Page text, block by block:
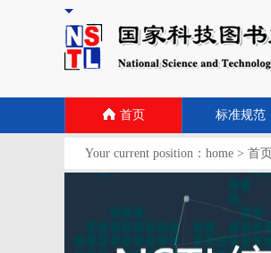
首页 标准规范
Your current position： home > 首页